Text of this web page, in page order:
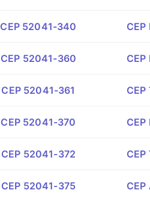
CEP 52041-340
CEP 52041-360
CEP 52041-361
CEP 52041-370
CEP 52041-372
CEP 52041-375